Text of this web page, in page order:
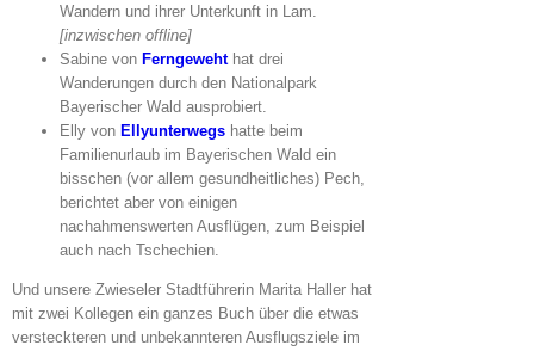
Wandern und ihrer Unterkunft in Lam.
[inzwischen offline]
Sabine von Ferngewehthat drei
Wanderungen durch den Nationalpark
Bayerischer Wald ausprobiert.
Elly von Ellyunterwegs hatte beim
Familienurlaub im Bayerischen Wald ein
bisschen (vor allem gesundheitliches) Pech,
berichtet aber von einigen
nachahmenswerten Ausflügen, zum Beispiel
auch nach Tschechien.
Und unsere Zwieseler Stadtführerin Marita Haller hat
mit zwei Kollegen ein ganzes Buch über die etwas
versteckteren und unbekannteren Ausflugsziele im